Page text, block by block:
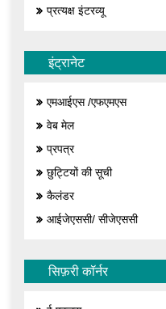
प्रत्यक्ष इंटरव्यू
इंट्रानेट
एमआईएस /एफएमएस
वेब मेल
प्रपत्र
छुट्टियों की सूची
कैलंडर
आईजेएससी/ सीजेएससी
सिफ़री कॉर्नर